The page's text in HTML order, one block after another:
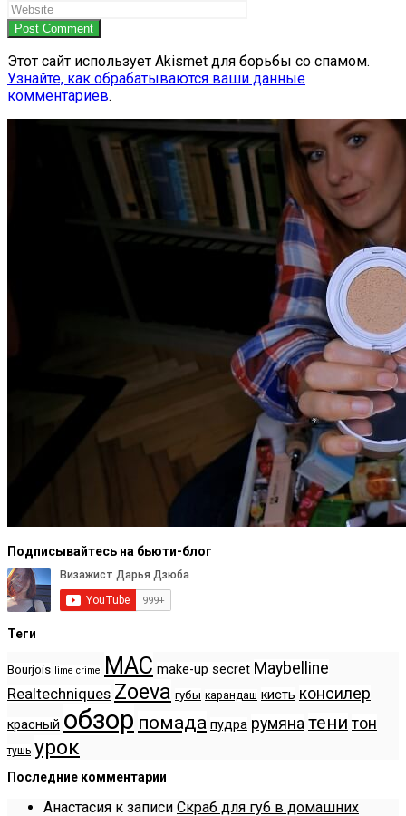
Post Comment
Этот сайт использует Akismet для борьбы со спамом.
Узнайте, как обрабатываются ваши данные
комментариев.
Подписывайтесь на бьюти-блог
Теги
Bourjois lime crime MAC make-up secret Maybelline
Realtechniques Zoeva губы карандаш кисть консилер
красный обзор помада пудра румяна тени тон
тушь урок
Последние комментарии
Анастасия к записи Скраб для губ в домашних